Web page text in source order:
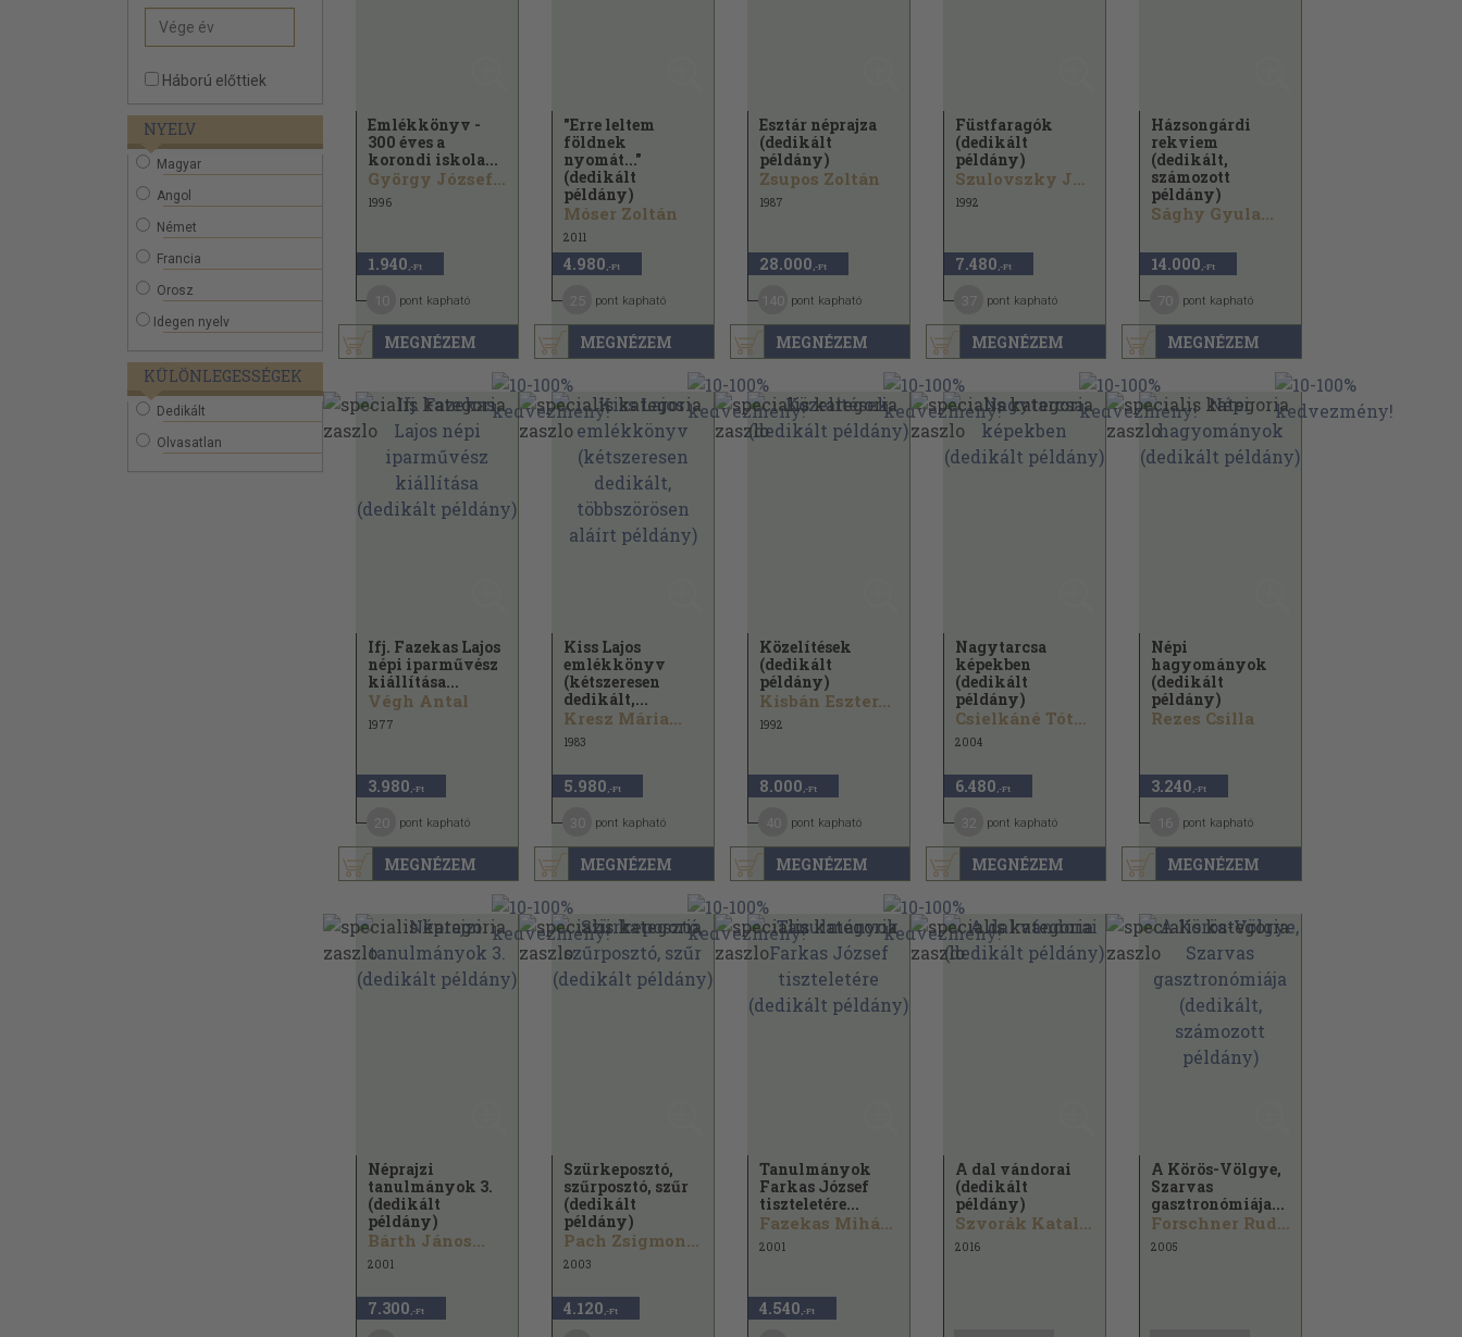
Háború előttiek
NYELV
Magyar
Angol
Német
Francia
Orosz
Idegen nyelv
KÜLÖNLEGESSÉGEK
Dedikált
Olvasatlan
MEGNÉZEM
Emlékkönyv -
300 éves a
korondi iskola...
György József...
1996
1.940 ,-Ft
pont kapható
MEGNÉZEM
"Erre leltem
földnek
nyomát..."
(dedikált
példány)
Móser Zoltán
2011
4.980 ,-Ft
pont kapható
MEGNÉZEM
Esztár néprajza
(dedikált
példány)
Zsupos Zoltán
1987
28.000 ,-Ft
pont kapható
MEGNÉZEM
Füstfaragók
(dedikált
példány)
Szulovszky János
1992
7.480 ,-Ft
pont kapható
MEGNÉZEM
Házsongárdi
rekviem
(dedikált,
számozott
példány)
Sághy Gyula...
14.000 ,-Ft
pont kapható
MEGNÉZEM
Ifj. Fazekas Lajos
népi iparművész
kiállítása...
Végh Antal
1977
3.980 ,-Ft
pont kapható
MEGNÉZEM
Kiss Lajos
emlékkönyv
(kétszeresen
dedikált,...
Kresz Mária...
1983
5.980 ,-Ft
pont kapható
MEGNÉZEM
Közelítések
(dedikált
példány)
Kisbán Eszter...
1992
8.000 ,-Ft
pont kapható
MEGNÉZEM
Nagytarcsa
képekben
(dedikált
példány)
Csielkáné Tóth Lenke
2004
6.480 ,-Ft
pont kapható
MEGNÉZEM
Népi
hagyományok
(dedikált
példány)
Rezes Csilla
3.240 ,-Ft
pont kapható
Néprajzi
tanulmányok 3.
(dedikált
példány)
Bárth János...
2001
7.300 ,-Ft
Szürkeposztó,
szűrposztó, szűr
(dedikált
példány)
Pach Zsigmond Pál...
2003
4.120 ,-Ft
Tanulmányok
Farkas József
tiszteletére...
Fazekas Mihály...
2001
4.540 ,-Ft
A dal vándorai
(dedikált
példány)
Szvorák Katalin
2016
A Körös-Völgye,
Szarvas
gasztronómiája...
Forschner Rudolf
2005